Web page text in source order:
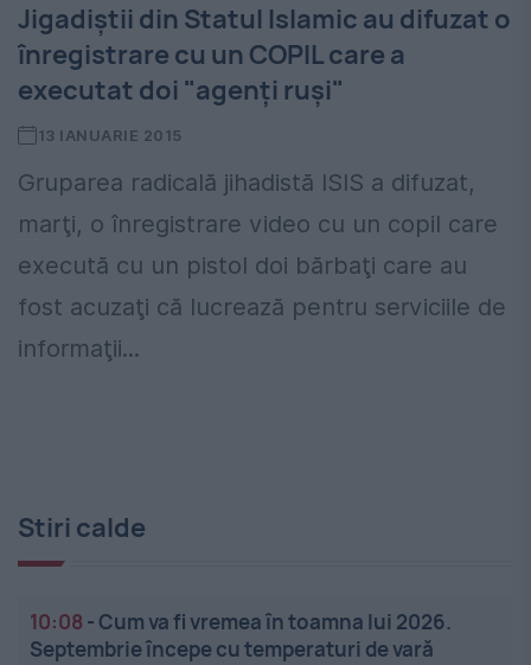
Jigadiştii din Statul Islamic au difuzat o
înregistrare cu un COPIL care a
executat doi "agenţi ruşi"
13 IANUARIE 2015
Gruparea radicală jihadistă ISIS a difuzat,
marţi, o înregistrare video cu un copil care
execută cu un pistol doi bărbaţi care au
fost acuzaţi că lucrează pentru serviciile de
informaţii...
Stiri calde
10:08 -Cum va fi vremea în toamna lui 2026.
Septembrie începe cu temperaturi de vară